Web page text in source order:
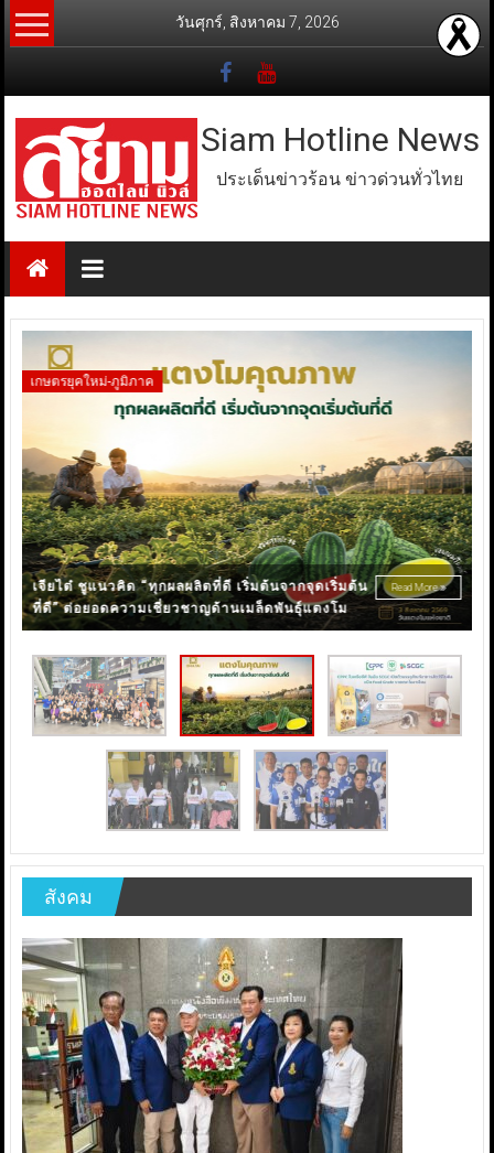
Skip
to
วันศุกร์, สิงหาคม 7, 2026
Siam Hotline News
ประเด็นข่าวร้อน ข่าวด่วนทั่วไทย
เจียไต๋ ชูแนวคิด “ทุกผลผลิตที่ดี เริ่มต้นจากจุดเริ่มต้น
ที่ดี” ต่อยอดความเชี่ยวชาญด้านเมล็ดพันธุ์แตงโม
Read More
เกษตรยุคใหม่-ภูมิภาค
สังคม